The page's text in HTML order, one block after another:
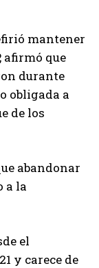
mantener
afirmó que
durante
obligada a
de los
abandonar
a la
el
y carece de